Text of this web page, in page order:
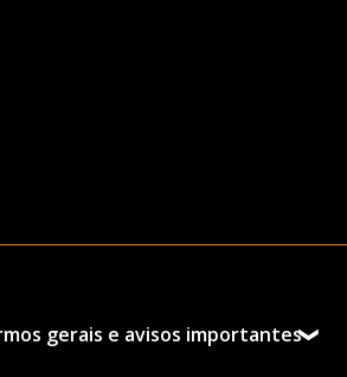
gerais e avisos importantes